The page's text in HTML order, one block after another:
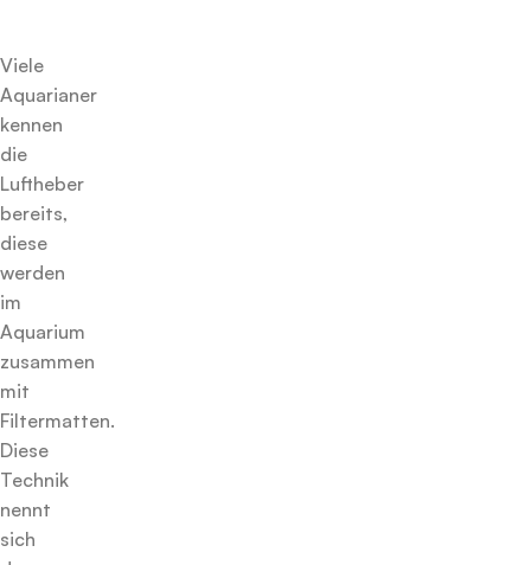
Viele
Aquarianer
kennen
die
Luftheber
bereits,
diese
werden
im
Aquarium
zusammen
mit
Filtermatten.
Diese
Technik
nennt
sich